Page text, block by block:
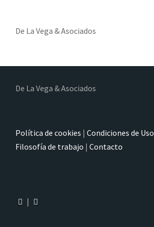
De La Vega & Asociados
De La Vega & Asociados
Política de cookies | Condiciones de Uso
Filosofía de trabajo | Contacto
|